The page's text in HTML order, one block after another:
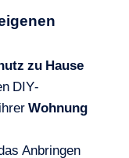
zu Hause
DIY-
Wohnung
Anbringen